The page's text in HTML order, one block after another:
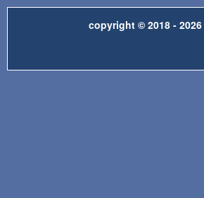
copyright © 2018 - 2026